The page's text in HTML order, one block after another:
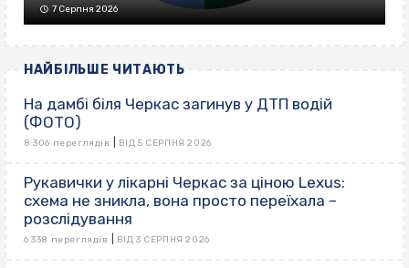
7 Серпня 2026
НАЙБІЛЬШЕ ЧИТАЮТЬ
На дамбі біля Черкас загинув у ДТП водій
(ФОТО)
8 306 переглядів ВІД 5 СЕРПНЯ 2026
Рукавички у лікарні Черкас за ціною Lexus:
схема не зникла, вона просто переїхала –
розслідування
6 338 переглядів ВІД 3 СЕРПНЯ 2026